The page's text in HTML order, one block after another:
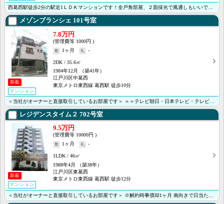
西葛西駅徒歩2分の駅近1ＬＤＫマンションです！全戸角部屋、２面採光で風通しもいいですよ！ＣＡＴＶイン･･･
メゾンブランシェ 101号室
新着
マンション
7.8万円
1000円
1ヶ月
-
2DK
35.6㎡
1984年12月
（築41年）
江戸川区中葛西
東京メトロ東西線 葛西駅 徒歩10分
＜当社がオーナーと直接取引しているお部屋です＞ ＝＝テレビ朝日・日本テレビ・テレビ東京のTV番組で当･･･
レジデンスタイム２ 702号室
新着
マンション
9.5万円
10000円
1ヶ月
-
1LDK
46㎡
1988年4月
（築38年）
江戸川区東葛西
東京メトロ東西線 葛西駅 徒歩12分